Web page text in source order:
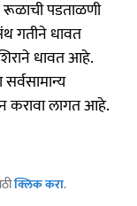
रूळाची पडताळणी
गतीने धावत
धावत आहे.
करावा लागत आहे.
क्लिक करा.